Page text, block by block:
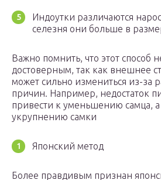
Индоутки различаются
селезня они больше в
Важно помнить, что этот способ
достоверным, так как внешнее
может сильно измениться из-за
причин. Например, недостаток
привести к уменьшению самца, а
укрупнению самки
Японский метод
Более правдивым признан